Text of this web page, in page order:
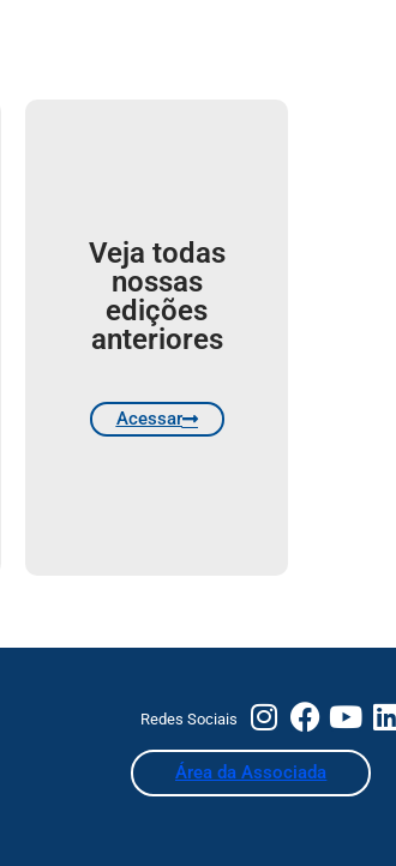
Veja todas
nossas
edições
anteriores
Acessar
Redes Sociais
Área da Associada